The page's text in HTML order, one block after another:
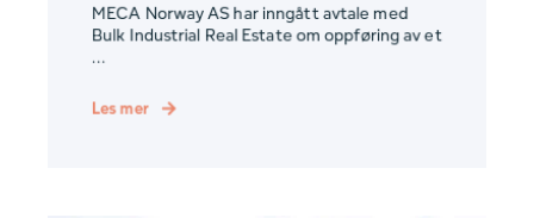
MECA Norway AS har inngått avtale med
Bulk Industrial Real Estate om oppføring av et
...
Les mer